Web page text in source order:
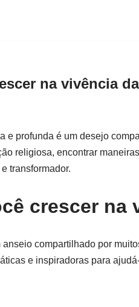
na vivência
e profunda é um desejo
religiosa, encontrar
transformador.
crescer na
anseio compartilhado por
e inspiradoras para